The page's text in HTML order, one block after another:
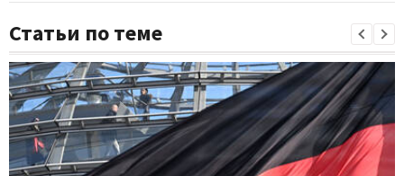
Статьи по теме